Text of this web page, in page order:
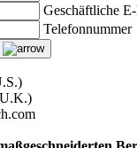
Geschäftliche
Telefonnummer